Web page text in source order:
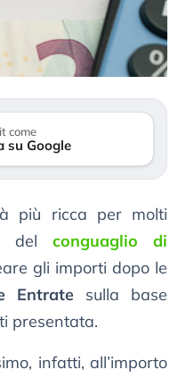
come
su Google
più ricca per molti
del conguaglio di
gli importi dopo le
Entrate sulla base
presentata.
infatti, all’importo